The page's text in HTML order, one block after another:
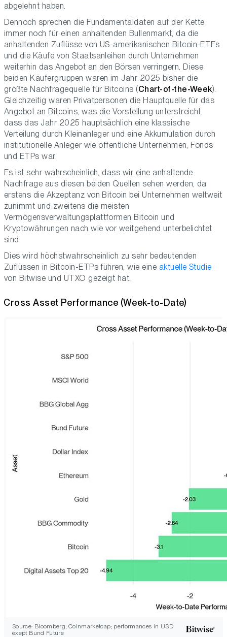
abgelehnt haben.
Dennoch sprechen die Fundamentaldaten auf der Kette
immer noch für einen anhaltenden Bullenmarkt, da die
anhaltenden Zuflüsse von US-amerikanischen Bitcoin-ETFs
und die Käufe von Staatsanleihen durch Unternehmen
weiterhin das Angebot an den Börsen verringern. Diese
beiden Käufergruppen waren im Jahr 2025 bisher die
größte Nachfragequelle für Bitcoins (Chart-of-the-Week).
Gleichzeitig waren Privatpersonen die Hauptquelle für das
Angebot an Bitcoins, was die Vorstellung unterstreicht,
dass das Jahr 2025 hauptsächlich eine klassische
Verteilung durch Kleinanleger und eine Akkumulation durch
institutionelle Anleger wie öffentliche Unternehmen, Fonds
und ETPs war.
Es ist sehr wahrscheinlich, dass wir eine anhaltende
Nachfrage aus diesen beiden Quellen sehen werden, da
erstens die Akzeptanz von Bitcoin bei Unternehmen weltweit
zunimmt und zweitens die meisten
Vermögensverwaltungsplattformen Bitcoin und
Kryptowährungen nach wie vor weitgehend unterbelichtet
sind.
Dies wird höchstwahrscheinlich zu sehr bedeutenden
Zuflüssen in Bitcoin-ETPs führen, wie eine aktuelle Studie
von Bitwise und UTXO gezeigt hat.
Cross Asset Performance (Week-to-Date)
Source: Bloomberg, Coinmarketcap; performances in USD
exept Bund Future